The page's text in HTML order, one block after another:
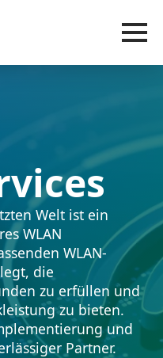
Welt ist ein
WLAN
WLAN-
die
zu erfüllen und
zu bieten.
und
Partner.